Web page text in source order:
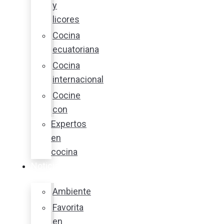
y
licores
Cocina
ecuatoriana
Cocina
internacional
Cocine
con
Expertos
en
cocina
Ambiente
Favorita
en